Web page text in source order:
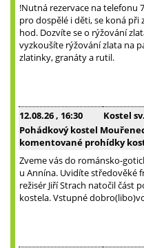
!Nutná rezervace na telefonu
pro dospělé i děti, se koná při
hod. Dozvíte se o rýžování
vyzkoušíte rýžování zlata na
zlatinky, granáty a rutil.
12.08.26 , 16:30
Kostel
Pohádkový kostel
komentované prohídky
Zveme vás do románsko-
u Annína. Uvidíte středověké
režisér Jiří Strach natočil část
kostela. Vstupné